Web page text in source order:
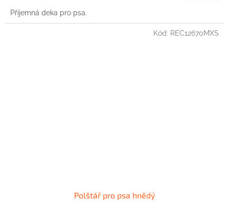
Příjemná deka pro psa.
Polštář pro psa hnědý
Kód: REC12670MXS